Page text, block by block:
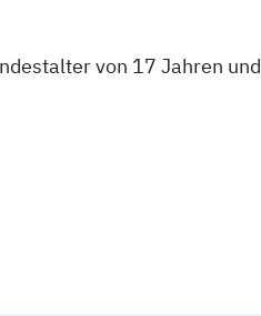
von 17 Jahren und